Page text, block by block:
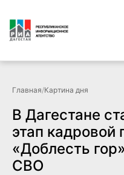
Главная/Картина дня
В Дагестане
этап
«Доблесть
СВО